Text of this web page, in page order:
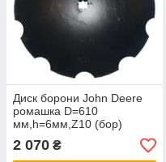
Диск борони John Deere
ромашка D=610
мм,h=6мм,Z10 (бор)
(N242047 / B35607)
2 070 ₴